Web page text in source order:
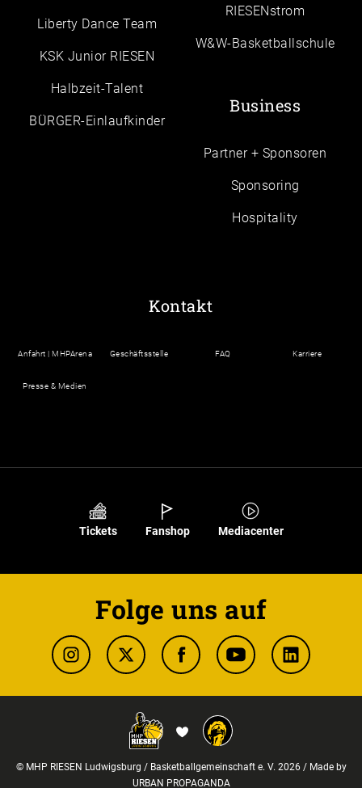
Liberty Dance Team
KSK Junior RIESEN
Halbzeit-Talent
BÜRGER-Einlaufkinder
RIESENstrom
W&W-Basketballschule
Business
Partner + Sponsoren
Sponsoring
Hospitality
Kontakt
Anfahrt | MHPArena Geschäftsstelle FAQ Karriere
Presse & Medien
Tickets Fanshop Mediacenter
Folge uns auf
© MHP RIESEN Ludwigsburg / Basketballgemeinschaft e. V. 2026 / Made by
URBAN PROPAGANDA